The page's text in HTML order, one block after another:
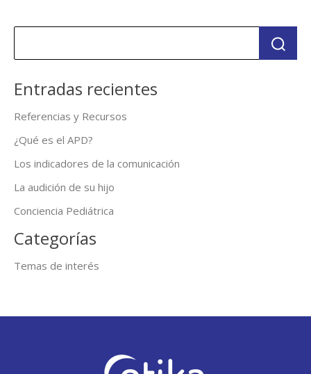
Entradas recientes
Referencias y Recursos
¿Qué es el APD?
Los indicadores de la comunicación
La audición de su hijo
Conciencia Pediátrica
Categorías
Temas de interés